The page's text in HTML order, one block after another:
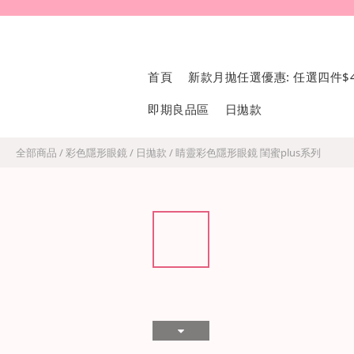
首頁 新款月拋任選優惠: 任選四件
即期良品區 日拋款
全部商品 /彩色隱形眼鏡/ 日拋款 /睛靈彩色隱形眼鏡 閨蜜plus系列